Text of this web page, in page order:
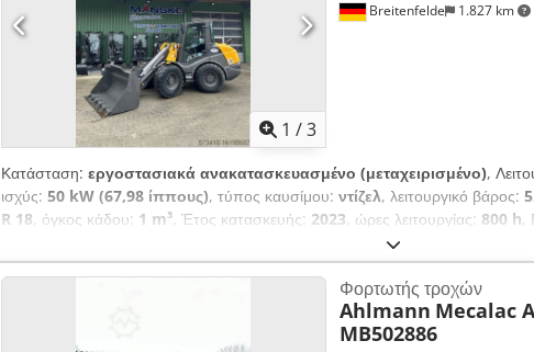
1 /3
Breitenfelde 1.827 km
Κατάσταση: εργοστασιακά ανακατασκευασμένο (μεταχειρισμένο),
ισχύς: 50 kW (67,98 ίππους), τύπος καυσίμου: ντίζελ, λειτουργικό βάρος:
R 18, όγκος κάδου: 1 m³, Έτος κατασκευής: 2023, ώρες λειτουργίας: 800 h,
UVV, καμπίνα, οπίσθια συλλεκτική μονάδα, πιρούνια παλετών,
υδραυλικά, Στάδιο κινητήρα V, Dsdpfx Apstrna Uomeck 20. χλμ/έκδοση,
συνεχούς κυκλώματος, Υδραυλικοί σύνδεσμοι για το 1ο πρόσθετο
Ελαστικά Mitas 405/70 R18, Κουτί αποθήκευσης με κάλυμμα, Πίσω φώτα
υδραυλικός ταχυσύνδεσμος, Στάνταρ κάδος με συγκολλημένο άκρο κοπής
Φορτωτής τροχών
Ahlmann Mecalac
MB502886